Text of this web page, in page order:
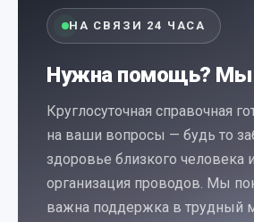
НА СВЯЗИ 24 ЧАСА
Нужна помощь? Мы
Круглосуточная справочная
на ваши вопросы — будь то
здоровье близкого человека
организация проводов. Мы
важна поддержка в трудный